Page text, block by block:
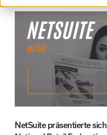
NetSuite präsentierte